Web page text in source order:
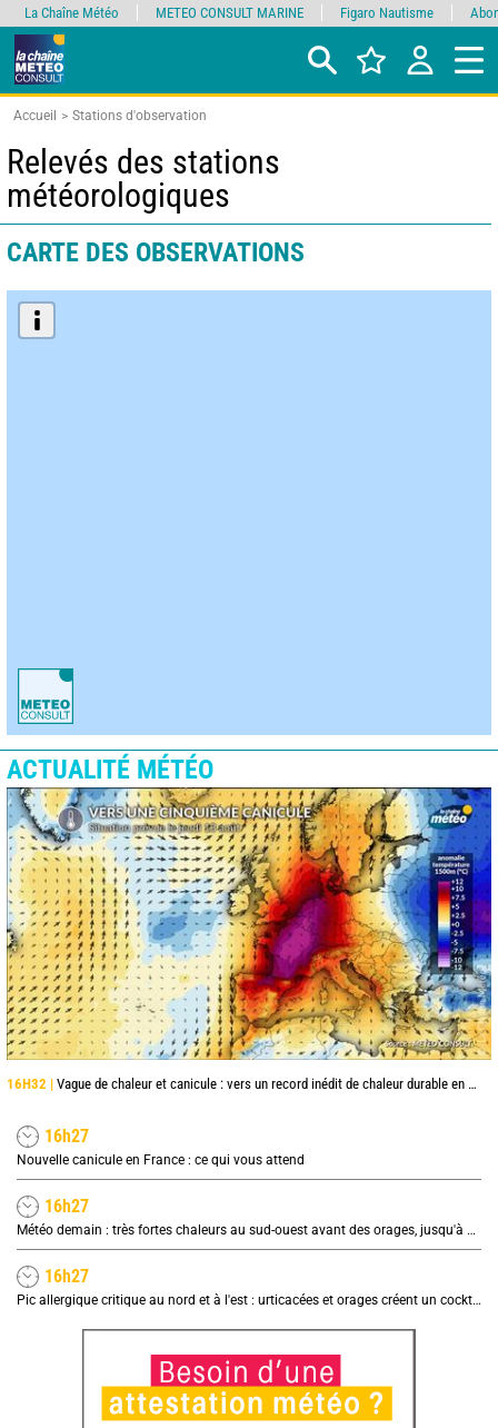
Accueil Stations d'observation
Relevés des stations
météorologiques
CARTE DES OBSERVATIONS
ACTUALITÉ MÉTÉO
16H32 | Vague de chaleur et canicule : vers un record inédit de chaleur durable en France
16h27
Nouvelle canicule en France : ce qui vous attend
16h27
Météo demain : très fortes chaleurs au sud-ouest avant des orages, jusqu'à 39°C
16h27
Pic allergique critique au nord et à l'est : urticacées et orages créent un cocktail explosif
La Chaîne Météo METEO CONSULT MARINE Figaro Nautisme